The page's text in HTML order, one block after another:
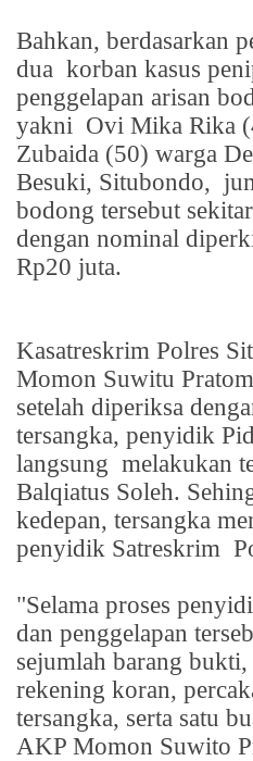
Bahkan, berdasarkan
dua korban kasus
penggelapan arisan
yakni Ovi Mika Rika
Zubaida (50) warga
Besuki, Situbondo,
bodong tersebut
dengan nominal
Rp20 juta.
Kasatreskrim Polres
Momon Suwitu
setelah diperiksa
tersangka, penyidik
langsung melakukan
Balqiatus Soleh.
kedepan, tersangka
penyidik Satreskrim
"Selama proses
dan penggelapan
sejumlah barang bukti,
rekening koran,
tersangka, serta satu
AKP Momon Suwito